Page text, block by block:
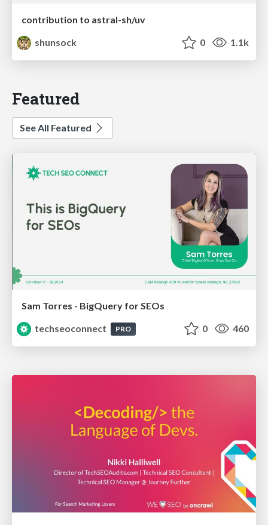
contribution to astral-sh/uv
shunsock
0 1.1k
Featured
See All Featured
Sam Torres - BigQuery for SEOs
techseoconnect
PRO 0 460